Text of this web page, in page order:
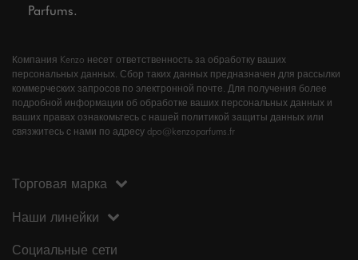
Parfums.
Компания Kenzo несет ответственность за обработку ваших
персональных данных. Сбор таких данных предназначен для рассылки
коммерческих запросов по электронной почте. Для получения более
подробной информации об обработке ваших персональных данных и
ваших правах ознакомьтесь с нашей политикой защиты данных или
связжитесь с нами по адресу dpo@kenzoparfums.fr
Торговая марка
Наши линейки
Социальные сети